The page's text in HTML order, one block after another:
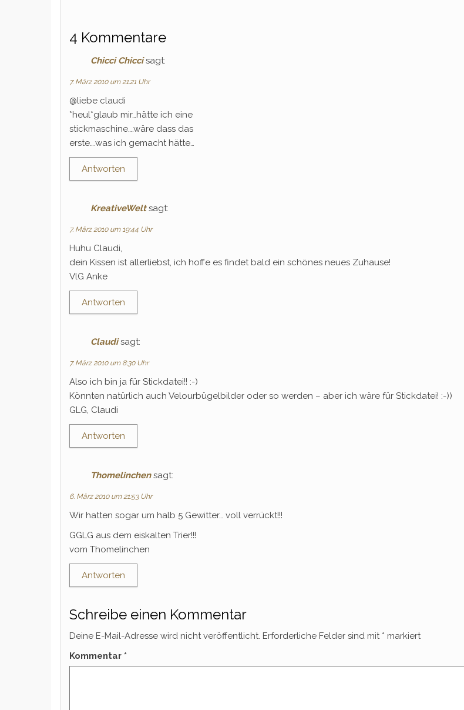
4 Kommentare
Chicci Chicci sagt:
7. März 2010 um 21:21 Uhr
@liebe claudi
*heul*glaub mir…hätte ich eine
stickmaschine….wäre dass das
erste….was ich gemacht hätte…
Antworten
KreativeWelt sagt:
7. März 2010 um 19:44 Uhr
Huhu Claudi,
dein Kissen ist allerliebst, ich hoffe es findet bald ein schönes neues Zuhause!
VlG Anke
Antworten
Claudi sagt:
7. März 2010 um 8:30 Uhr
Also ich bin ja für Stickdatei!! :-)
Könnten natürlich auch Velourbügelbilder oder so werden – aber ich wäre für Stickdatei! :-))
GLG, Claudi
Antworten
Thomelinchen sagt:
6. März 2010 um 21:53 Uhr
Wir hatten sogar um halb 5 Gewitter… voll verrückt!!!
GGLG aus dem eiskalten Trier!!!
vom Thomelinchen
Antworten
Schreibe einen Kommentar
Deine E-Mail-Adresse wird nicht veröffentlicht. Erforderliche Felder sind mit * markiert
Kommentar *